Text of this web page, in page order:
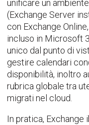
unificare un
(Exchange Server
con Exchange
incluso in Microsoft
unico dal punto di
gestire calendari
disponibilità, inoltro
rubrica globale tra
migrati nel cloud.
In pratica, Exchange